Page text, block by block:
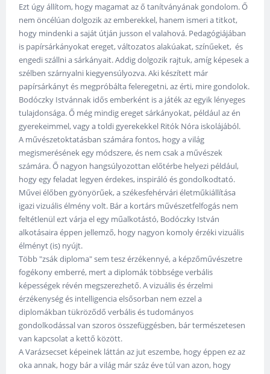
Ezt úgy állítom, hogy magamat az ő tanítványának gondolom. Ő
nem öncélúan dolgozik az emberekkel, hanem ismeri a titkot,
hogy mindenki a saját útján jusson el valahová. Pedagógiájában
is papírsárkányokat ereget, változatos alakúakat, színűeket, és
engedi szállni a sárkányait. Addig dolgozik rajtuk, amíg képesek a
szélben szárnyalni kiegyensúlyozva. Aki készített már
papírsárkányt és megpróbálta feleregetni, az érti, mire gondolok.
Bodóczky Istvánnak idős emberként is a játék az egyik lényeges
tulajdonsága. Ő még mindig ereget sárkányokat, például az én
gyerekeimmel, vagy a toldi gyerekekkel Ritók Nóra iskolájából.
A művészetoktatásban számára fontos, hogy a világ
megismerésének egy módszere, és nem csak a művészek
számára. Ő nagyon hangsúlyozottan előtérbe helyezi például,
hogy egy feladat legyen érdekes, inspiráló és gondolkodtató.
Művei élőben gyönyörűek, a székesfehérvári életműkiállítása
igazi vizuális élmény volt. Bár a kortárs művészetfelfogás nem
feltétlenül ezt várja el egy műalkotástó, Bodóczky István
alkotásaira éppen jellemző, hogy nagyon komoly érzéki vizuális
élményt (is) nyújt.
Több "zsák diploma" sem tesz érzékennyé, a képzőművészetre
fogékony emberré, mert a diplomák többsége verbális
képességek révén megszerezhető. A vizuális és érzelmi
érzékenység és intelligencia elsősorban nem ezzel a
diplomákban tükröződő verbális és tudományos
gondolkodással van szoros összefüggésben, bár természetesen
van kapcsolat a kettő között.
A Varázsecset képeinek láttán az jut eszembe, hogy éppen ez az
oka annak, hogy bár a világ már száz éve túl van azon, hogy